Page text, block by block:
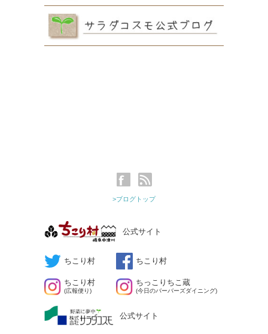
>ブログトップ
公式サイト
ちこり村 ちこり村
ちこり村
(広報便り)
ちっこりちこ蔵
(今日のバーバーズダイニング)
公式サイト